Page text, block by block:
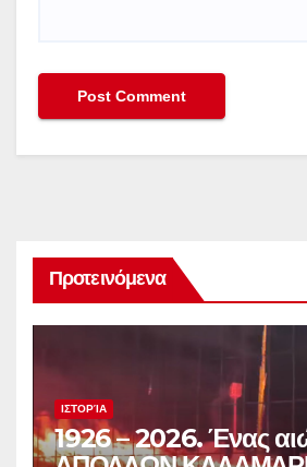
Προτεινόμενα
ΙΣΤΟΡΊΑ
1926 – 2026. Ένας